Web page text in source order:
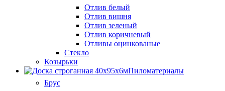
Отлив белый
Отлив вишня
Отлив зеленый
Отлив коричневый
Отливы оцинкованые
Стекло
Козырьки
Пиломатериалы
Брус